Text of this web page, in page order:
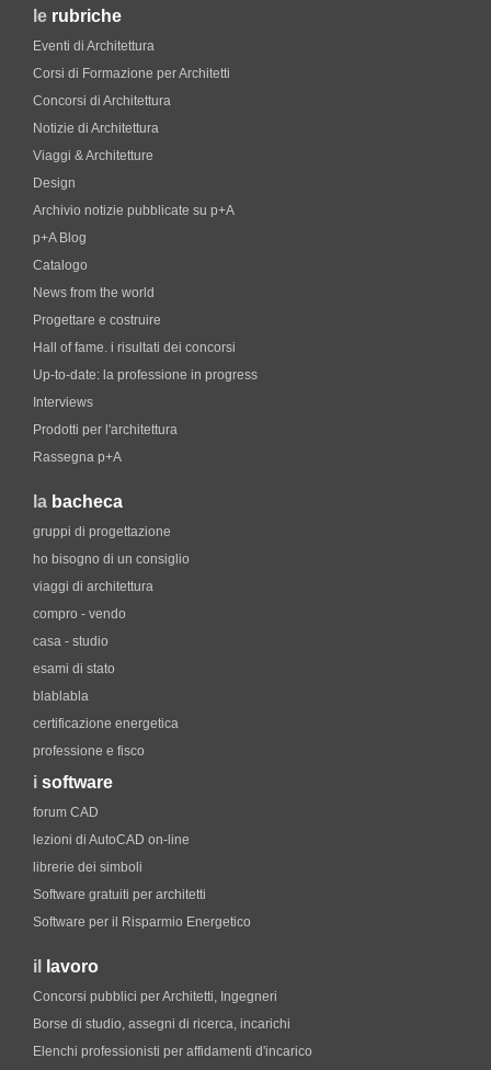
le rubriche
Eventi di Architettura
Corsi di Formazione per Architetti
Concorsi di Architettura
Notizie di Architettura
Viaggi & Architetture
Design
Archivio notizie pubblicate su p+A
p+A Blog
Catalogo
News from the world
Progettare e costruire
Hall of fame. i risultati dei concorsi
Up-to-date: la professione in progress
Interviews
Prodotti per l'architettura
Rassegna p+A
la bacheca
gruppi di progettazione
ho bisogno di un consiglio
viaggi di architettura
compro - vendo
casa - studio
esami di stato
blablabla
certificazione energetica
professione e fisco
i software
forum CAD
lezioni di AutoCAD on-line
librerie dei simboli
Software gratuiti per architetti
Software per il Risparmio Energetico
il lavoro
Concorsi pubblici per Architetti, Ingegneri
Borse di studio, assegni di ricerca, incarichi
Elenchi professionisti per affidamenti d'incarico